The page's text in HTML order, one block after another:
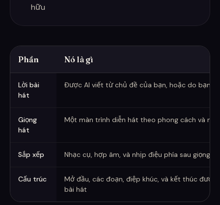
hữu
Phần Nó là gì
Lời bài
hát
Được AI viết từ chủ đề của bạn, hoặc do bạn
Giọng
hát
Một màn trình diễn hát theo phong cách và
Sắp xếp Nhạc cụ, hợp âm, và nhịp điệu phía sau giọng
Cấu trúc
Mở đầu, các đoạn, điệp khúc, và kết thúc được
bài hát